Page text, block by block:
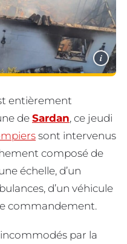
i
entièrement
de Sardan, ce jeudi
sont intervenus
composé de
échelle, d’un
d’un véhicule
commandement.
par la